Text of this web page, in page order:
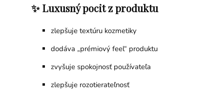
✨ Luxusný pocit z produktu
zlepšuje textúru kozmetiky
dodáva „prémiový feel“ produktu
zvyšuje spokojnosť používateľa
zlepšuje rozotierateľnosť